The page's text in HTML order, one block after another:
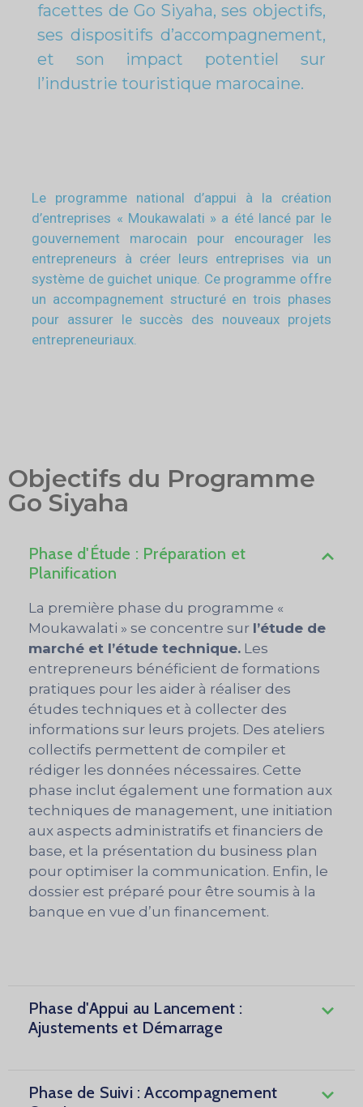
facettes de Go Siyaha, ses objectifs,
ses dispositifs d’accompagnement,
et son impact potentiel sur
l’industrie touristique marocaine.
Le programme national d’appui à la création
d’entreprises « Moukawalati » a été lancé par le
gouvernement marocain pour encourager les
entrepreneurs à créer leurs entreprises via un
système de guichet unique. Ce programme offre
un accompagnement structuré en trois phases
pour assurer le succès des nouveaux projets
entrepreneuriaux.
Objectifs du Programme
Go Siyaha
Phase d'Étude : Préparation et
Planification
La première phase du programme «
Moukawalati » se concentre sur l’étude de
marché et l’étude technique. Les
entrepreneurs bénéficient de formations
pratiques pour les aider à réaliser des
études techniques et à collecter des
informations sur leurs projets. Des ateliers
collectifs permettent de compiler et
rédiger les données nécessaires. Cette
phase inclut également une formation aux
techniques de management, une initiation
aux aspects administratifs et financiers de
base, et la présentation du business plan
pour optimiser la communication. Enfin, le
dossier est préparé pour être soumis à la
banque en vue d’un financement.
Phase d'Appui au Lancement :
Ajustements et Démarrage
Phase de Suivi : Accompagnement